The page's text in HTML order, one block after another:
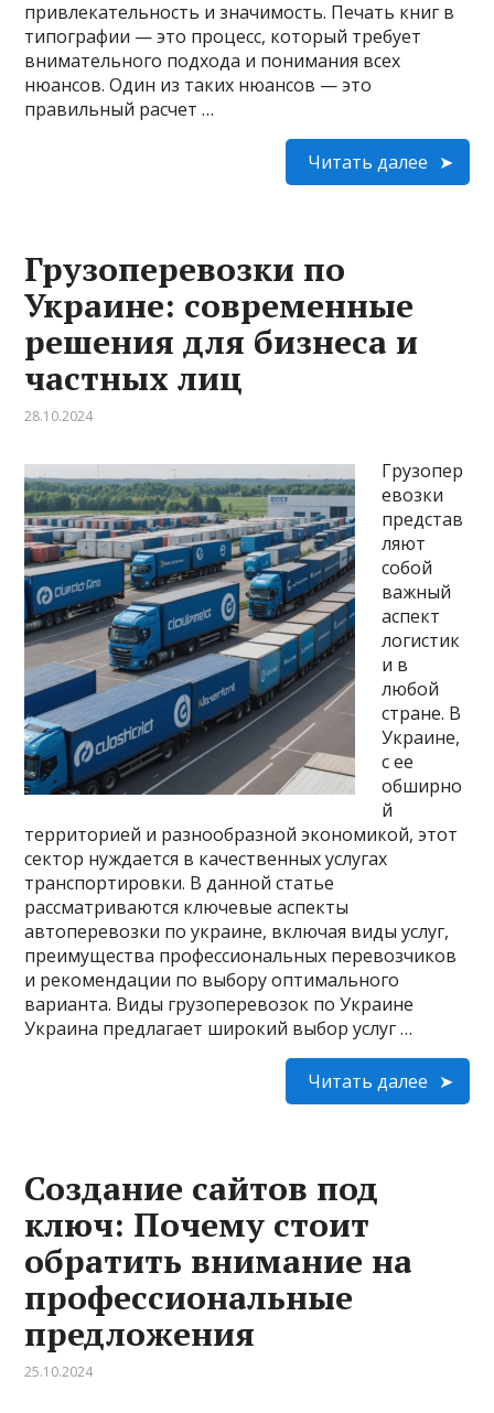
привлекательность и значимость. Печать книг в
типографии — это процесс, который требует
внимательного подхода и понимания всех
нюансов. Один из таких нюансов — это
правильный расчет …
Читать далее
Грузоперевозки по
Украине: современные
решения для бизнеса и
частных лиц
28.10.2024
Грузопер
евозки
представ
ляют
собой
важный
аспект
логистик
и в
любой
стране. В
Украине,
с ее
обширно
й
территорией и разнообразной экономикой, этот
сектор нуждается в качественных услугах
транспортировки. В данной статье
рассматриваются ключевые аспекты
автоперевозки по украине, включая виды услуг,
преимущества профессиональных перевозчиков
и рекомендации по выбору оптимального
варианта. Виды грузоперевозок по Украине
Украина предлагает широкий выбор услуг …
Читать далее
Создание сайтов под
ключ: Почему стоит
обратить внимание на
профессиональные
предложения
25.10.2024